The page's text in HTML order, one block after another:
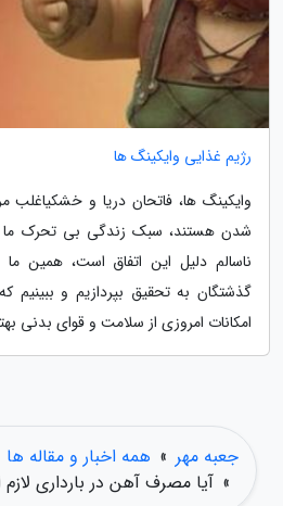
رژیم غذایی وایکینگ ها
وایکینگ ها، فاتحان دریا و خشکیاغلب
شدن هستند، سبک زندگی بی تحرک ما و
ناسالم دلیل این اتفاق است، همین
گذشتگان به تحقیق بپردازیم و ببینیم
امکانات امروزی از سلامت و قوای بدنی
جعبه مهر » همه اخبار و مقاله ها
» آیا مصرف آهن در بارداری